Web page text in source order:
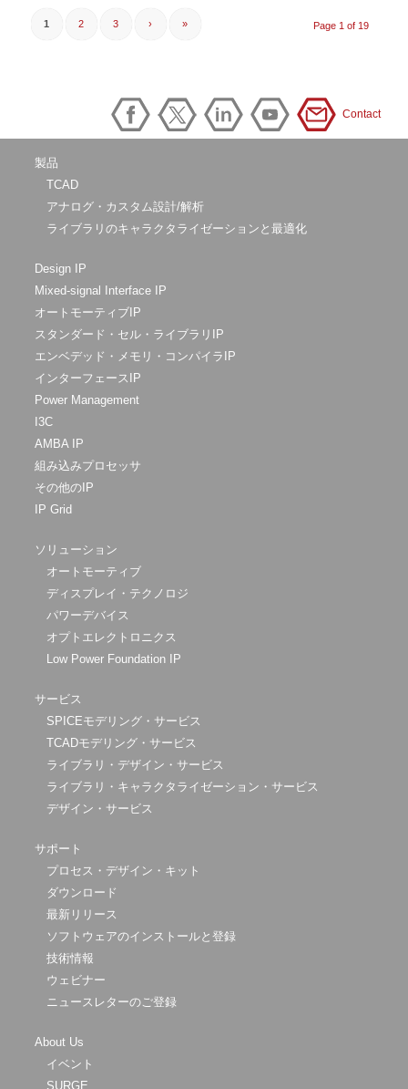
Page 1 of 19
1 2 3 › »
Contact
製品
TCAD
アナログ・カスタム設計/解析
ライブラリのキャラクタライゼーションと最適化
Design IP
Mixed-signal Interface IP
オートモーティブIP
スタンダード・セル・ライブラリIP
エンベデッド・メモリ・コンパイラIP
インターフェースIP
Power Management
I3C
AMBA IP
組み込みプロセッサ
その他のIP
IP Grid
ソリューション
オートモーティブ
ディスプレイ・テクノロジ
パワーデバイス
オプトエレクトロニクス
Low Power Foundation IP
サービス
SPICEモデリング・サービス
TCADモデリング・サービス
ライブラリ・デザイン・サービス
ライブラリ・キャラクタライゼーション・サービス
デザイン・サービス
サポート
プロセス・デザイン・キット
ダウンロード
最新リリース
ソフトウェアのインストールと登録
技術情報
ウェビナー
ニュースレターのご登録
About Us
イベント
SURGE